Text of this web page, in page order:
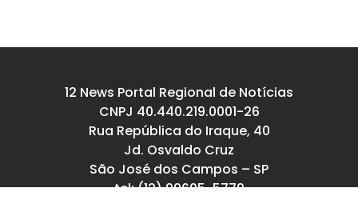
12 News Portal Regional de Notícias
CNPJ 40.440.219.0001-26
Rua República do Iraque, 40
Jd. Osvaldo Cruz
São José dos Campos – SP
tel: (12) 99605-5779